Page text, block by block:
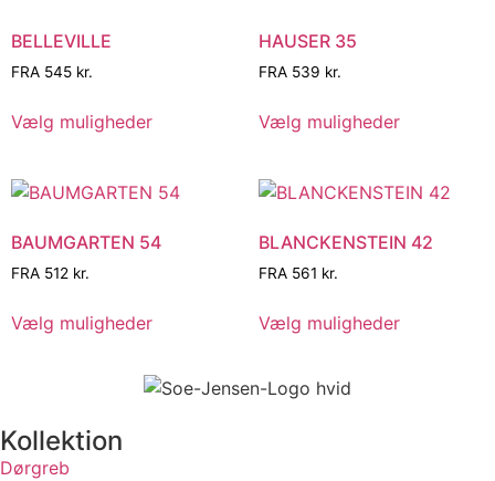
BELLEVILLE
FRA 545 kr.
Vælg muligheder
HAUSER 35
FRA 539 kr.
Vælg muligheder
BAUMGARTEN 54
FRA 512 kr.
Vælg muligheder
BLANCKENSTEIN 42
FRA 561 kr.
Vælg muligheder
Kollektion
Dørgreb